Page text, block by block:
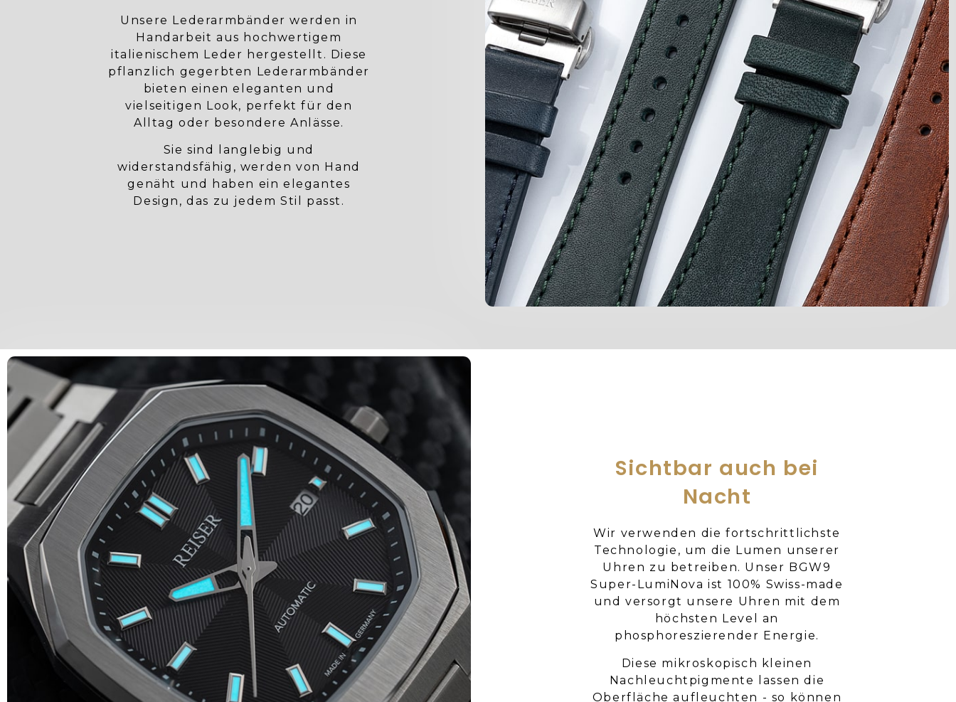
Unsere Lederarmbänder werden in
Handarbeit aus hochwertigem
italienischem Leder hergestellt. Diese
pflanzlich gegerbten Lederarmbänder
bieten einen eleganten und
vielseitigen Look, perfekt für den
Alltag oder besondere Anlässe.
Sie sind langlebig und
widerstandsfähig, werden von Hand
genäht und haben ein elegantes
Design, das zu jedem Stil passt.
Sichtbar auch bei
Nacht
Wir verwenden die fortschrittlichste
Technologie, um die Lumen unserer
Uhren zu betreiben. Unser BGW9
Super-LumiNova ist 100% Swiss-made
und versorgt unsere Uhren mit dem
höchsten Level an
phosphoreszierender Energie.
Diese mikroskopisch kleinen
Nachleuchtpigmente lassen die
Oberfläche aufleuchten - so können